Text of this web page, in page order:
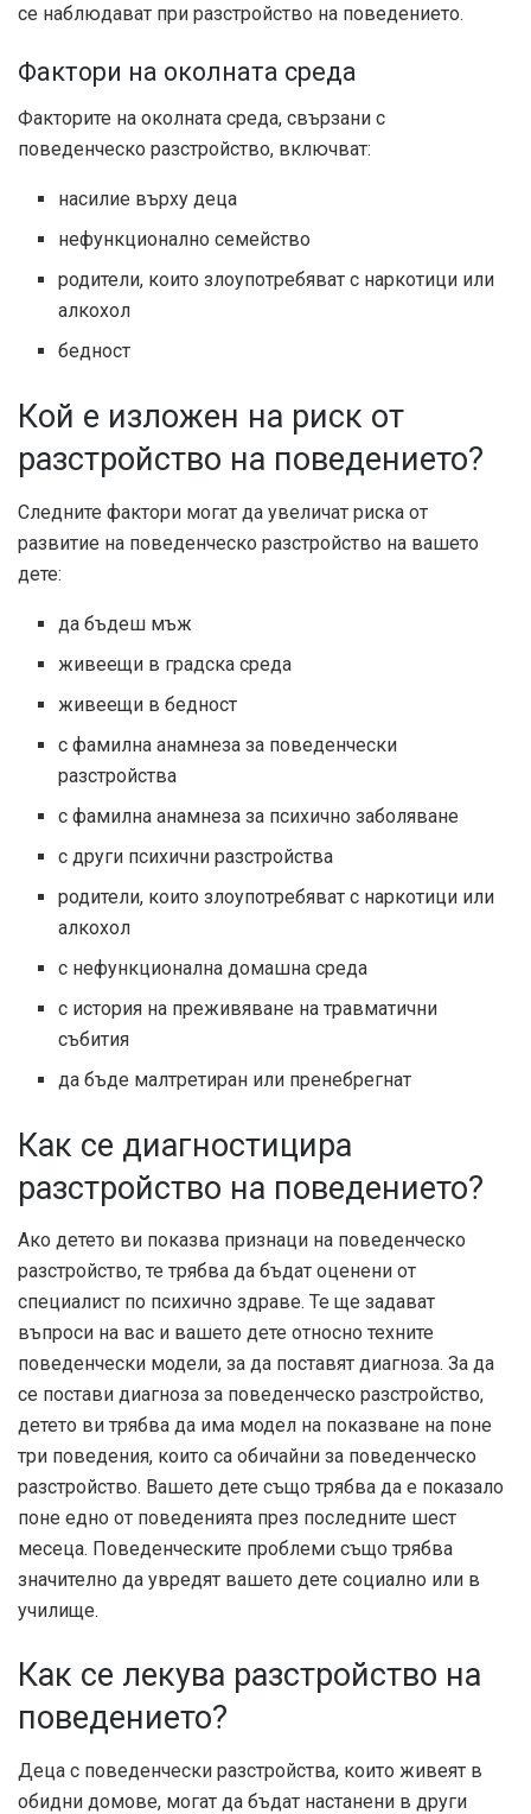
се наблюдават при разстройство на поведението.
Фактори на околната среда
Факторите на околната среда, свързани с
поведенческо разстройство, включват:
насилие върху деца
нефункционално семейство
родители, които злоупотребяват с наркотици или
алкохол
бедност
Кой е изложен на риск от
разстройство на поведението?
Следните фактори могат да увеличат риска от
развитие на поведенческо разстройство на вашето
дете:
да бъдеш мъж
живеещи в градска среда
живеещи в бедност
с фамилна анамнеза за поведенчески
разстройства
с фамилна анамнеза за психично заболяване
с други психични разстройства
родители, които злоупотребяват с наркотици или
алкохол
с нефункционална домашна среда
с история на преживяване на травматични
събития
да бъде малтретиран или пренебрегнат
Как се диагностицира
разстройство на поведението?
Ако детето ви показва признаци на поведенческо
разстройство, те трябва да бъдат оценени от
специалист по психично здраве. Те ще задават
въпроси на вас и вашето дете относно техните
поведенчески модели, за да поставят диагноза. За да
се постави диагноза за поведенческо разстройство,
детето ви трябва да има модел на показване на поне
три поведения, които са обичайни за поведенческо
разстройство. Вашето дете също трябва да е показало
поне едно от поведенията през последните шест
месеца. Поведенческите проблеми също трябва
значително да увредят вашето дете социално или в
училище.
Как се лекува разстройство на
поведението?
Деца с поведенчески разстройства, които живеят в
обидни домове, могат да бъдат настанени в други